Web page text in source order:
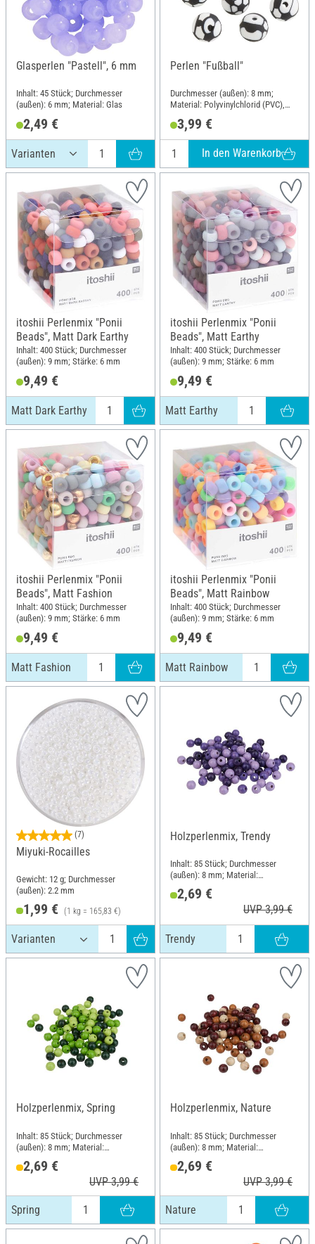
Glasperlen "Pastell", 6 mm
Inhalt: 45 Stück; Durchmesser
(außen): 6 mm; Material: Glas
2,49 €
Perlen "Fußball"
Durchmesser (außen): 8 mm;
Material: Polyvinylchlorid (PVC),
3,99 €
In den Warenkorb
itoshii Perlenmix "Ponii
Beads", Matt Dark Earthy
Inhalt: 400 Stück; Durchmesser
(außen): 9 mm; Stärke: 6 mm
9,49 €
Matt Dark Earthy
itoshii Perlenmix "Ponii
Beads", Matt Earthy
Inhalt: 400 Stück; Durchmesser
(außen): 9 mm; Stärke: 6 mm
9,49 €
Matt Earthy
itoshii Perlenmix "Ponii
Beads", Matt Fashion
Inhalt: 400 Stück; Durchmesser
(außen): 9 mm; Stärke: 6 mm
9,49 €
Matt Fashion
itoshii Perlenmix "Ponii
Beads", Matt Rainbow
Inhalt: 400 Stück; Durchmesser
(außen): 9 mm; Stärke: 6 mm
9,49 €
Matt Rainbow
(7)
Miyuki-Rocailles
Gewicht: 12 g; Durchmesser
(außen): 2.2 mm
1,99 € (1 kg = 165,83 €)
Holzperlenmix, Trendy
Inhalt: 85 Stück; Durchmesser
(außen): 8 mm; Material:
Buchenholz
2,69 €
UVP 3,99 €
Trendy
Holzperlenmix, Spring
Inhalt: 85 Stück; Durchmesser
(außen): 8 mm; Material:
Buchenholz
2,69 €
UVP 3,99 €
Spring
Holzperlenmix, Nature
Inhalt: 85 Stück; Durchmesser
(außen): 8 mm; Material:
Buchenholz
2,69 €
UVP 3,99 €
Nature